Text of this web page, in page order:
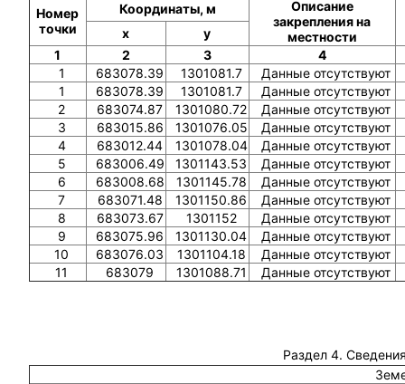
Номер
точки
Координаты, м
Описание
закрепления на
местности
x
y
1
2 3
4
1
683078.39 1301081.7
Данные отсутствуют
1
683078.39 1301081.7
Данные отсутствуют
2
683074.87 1301080.72
Данные отсутствуют
3
683015.86 1301076.05
Данные отсутствуют
4
683012.44 1301078.04
Данные отсутствуют
5
683006.49 1301143.53
Данные отсутствуют
6
683008.68 1301145.78
Данные отсутствуют
7
683071.48 1301150.86
Данные отсутствуют
8
683073.67 1301152
Данные отсутствуют
9
683075.96 1301130.04
Данные отсутствуют
10
683076.03 1301104.18
Данные отсутствуют
11
683079 1301088.71 Данные отсутствуют
Раздел 4.